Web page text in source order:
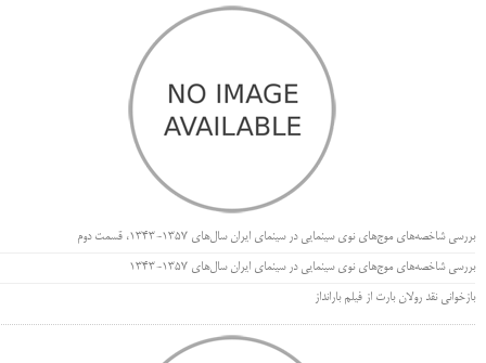
بررسی شاخصه‌های موج‌های نوی سینمایی در سینمای ایران سال‌های 1357-1343، قسمت دوم
بررسی شاخصه‌های موج‌های نوی سینمایی در سینمای ایران سال‌های 1357-1343
بازخوانی نقد رولان بارت از فیلم بارانداز